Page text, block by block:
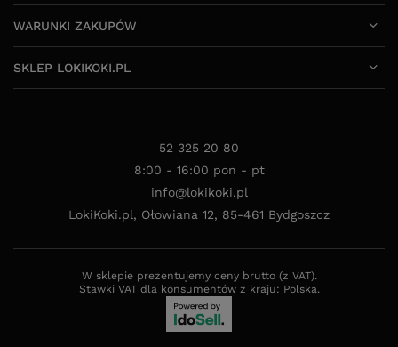
WARUNKI ZAKUPÓW
SKLEP LOKIKOKI.PL
52 325 20 80
8:00 - 16:00 pon - pt
info@lokikoki.pl
LokiKoki.pl, Ołowiana 12, 85-461 Bydgoszcz
W sklepie prezentujemy ceny brutto (z VAT).
Stawki VAT dla konsumentów z kraju: Polska.